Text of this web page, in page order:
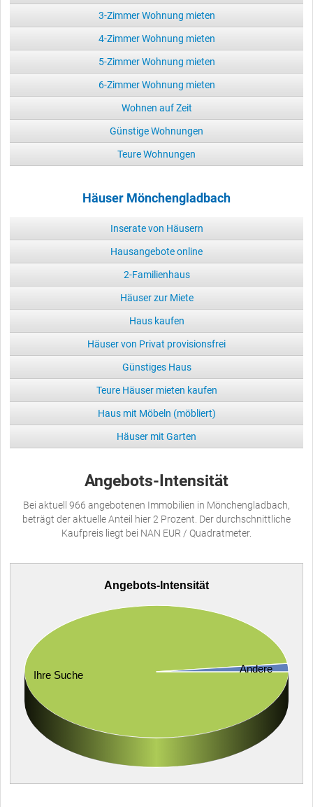
3-Zimmer Wohnung mieten
4-Zimmer Wohnung mieten
5-Zimmer Wohnung mieten
6-Zimmer Wohnung mieten
Wohnen auf Zeit
Günstige Wohnungen
Teure Wohnungen
Häuser Mönchengladbach
Inserate von Häusern
Hausangebote online
2-Familienhaus
Häuser zur Miete
Haus kaufen
Häuser von Privat provisionsfrei
Günstiges Haus
Teure Häuser mieten kaufen
Haus mit Möbeln (möbliert)
Häuser mit Garten
Angebots-Intensität
Bei aktuell 966 angebotenen Immobilien in Mönchengladbach,
beträgt der aktuelle Anteil hier 2 Prozent. Der durchschnittliche
Kaufpreis liegt bei NAN EUR / Quadratmeter.
Angebots-Intensität
Ihre Suche
Andere